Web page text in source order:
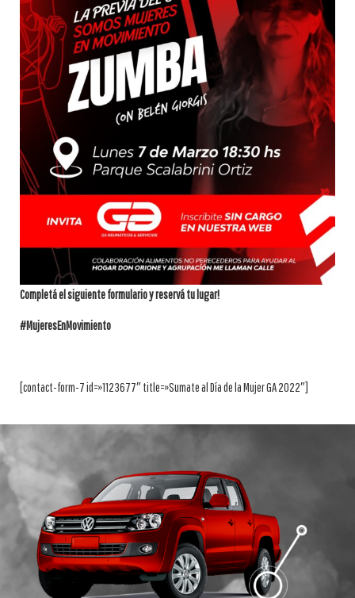
Completá el siguiente formulario y reservá tu lugar!
#MujeresEnMovimiento
[contact-form-7 id=»1123677″ title=»Sumate al Día de la Mujer GA 2022″]